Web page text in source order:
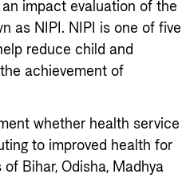
impact evaluation of the
as NIPI. NIPI is one of five
reduce child and
achievement of
whether health service
to improved health for
Bihar, Odisha, Madhya